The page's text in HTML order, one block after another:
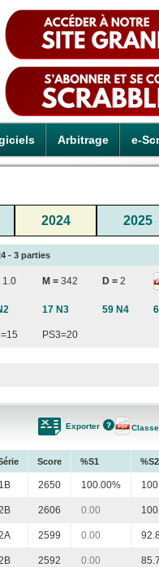
Arbitrage e-
2024 2025
- 3 parties
1.0 M = 342 D = 2
17 N3 59 N4
PS3=20
Exporter
Score %S1 %S2
1B 2650 100.00%
2606 0.00
2599 0.00
2592 0.00